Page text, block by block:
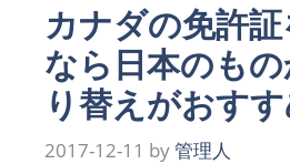
カナダの免許
なら日本のも
り替えがおすす
2017-12-11 by管理人